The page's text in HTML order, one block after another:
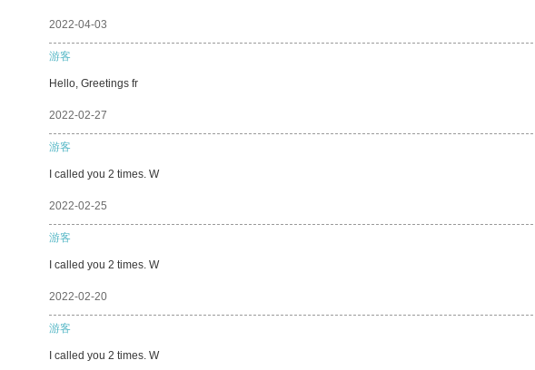
2022-04-03
游客
Hello, Greetings fr
2022-02-27
游客
I called you 2 times. W
2022-02-25
游客
I called you 2 times. W
2022-02-20
游客
I called you 2 times. W